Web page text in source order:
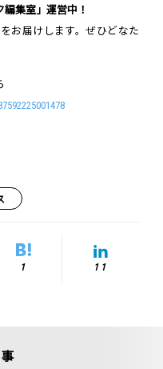
集室」運営中！
お届けします。ぜひどなた
1 11